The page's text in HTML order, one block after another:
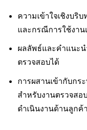
ความเข้าใจเชิงบ
และกรณีการใช้งาน
ผลลัพธ์และคำแนะ
ตรวจสอบได้
การผสานเข้ากับกร
สำหรับงานตรวจสอ
ดำเนินงานด้านลูกค้า